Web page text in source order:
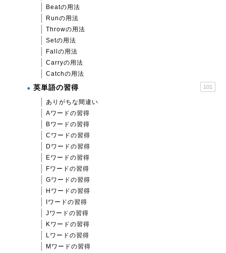
Beatの用法
Runの用法
Throwの用法
Setの用法
Fallの用法
Carryの用法
Catchの用法
英単語の習得 101
ありがちな間違い
Aワードの習得
Bワードの習得
Cワードの習得
Dワードの習得
Eワードの習得
Fワードの習得
Gワードの習得
Hワードの習得
Iワードの習得
Jワードの習得
Kワードの習得
Lワードの習得
Mワードの習得